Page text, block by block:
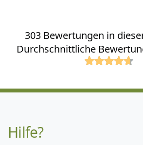
303 Bewertungen in
Durchschnittliche
Hilfe?